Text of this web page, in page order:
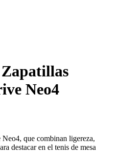
Zapatillas
Neo4
que combinan ligereza,
destacar en el tenis de mesa